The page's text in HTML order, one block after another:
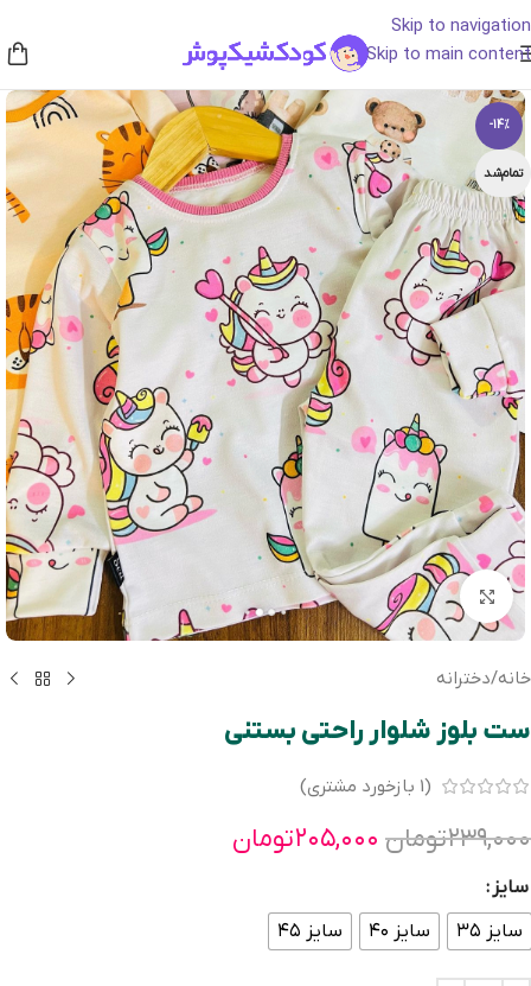
Skip to navigation
Skip to main content
-14%
تمام‌شد
بزرگنمایی تصویر
خانه/دخترانه
ست بلوز شلوار راحتی بستنی
(
1 بازخورد مشتری)
۲۳۹,۰۰۰تومان ۲۰۵,۰۰۰تومان
سایز
سایز ۳۵
سایز ۴۰ سایز ۴۵